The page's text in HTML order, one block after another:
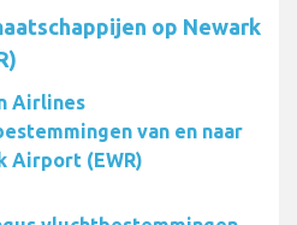
op Newark
Airlines
van en naar
Airport (EWR)